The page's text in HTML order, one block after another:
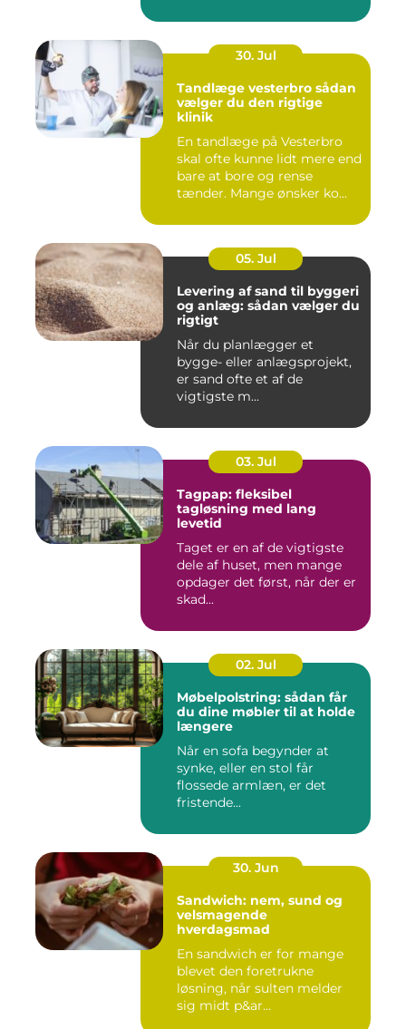
30. Jul
Tandlæge vesterbro sådan
vælger du den rigtige
klinik
En tandlæge på Vesterbro
skal ofte kunne lidt mere end
bare at bore og rense
tænder. Mange ønsker ko...
05. Jul
Levering af sand til byggeri
og anlæg: sådan vælger du
rigtigt
Når du planlægger et
bygge- eller anlægsprojekt,
er sand ofte et af de
vigtigste m...
03. Jul
Tagpap: fleksibel
tagløsning med lang
levetid
Taget er en af de vigtigste
dele af huset, men mange
opdager det først, når der er
skad...
02. Jul
Møbelpolstring: sådan får
du dine møbler til at holde
længere
Når en sofa begynder at
synke, eller en stol får
flossede armlæn, er det
fristende...
30. Jun
Sandwich: nem, sund og
velsmagende
hverdagsmad
En sandwich er for mange
blevet den foretrukne
løsning, når sulten melder
sig midt p&ar...